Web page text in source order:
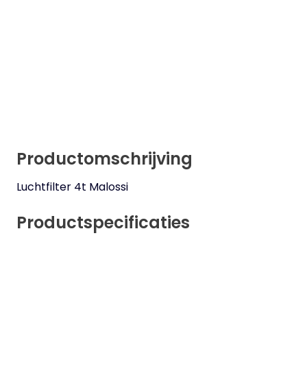
Productomschrijving
Luchtfilter 4t Malossi
Productspecificaties